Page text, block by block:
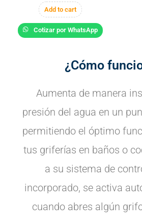
Add to cart
Cotizar por WhatsApp
¿Cómo
Aumenta de manera
presión del agua en un
permitiendo el óptimo
tus griferías en baños o
a su sistema de
incorporado, se activa
cuando abres algún